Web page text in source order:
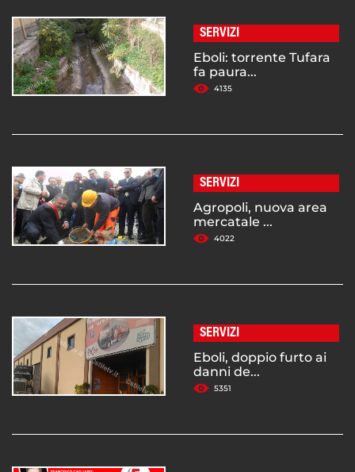
SERVIZI
Eboli: torrente Tufara
fa paura...
4135
SERVIZI
Agropoli, nuova area
mercatale ...
4022
SERVIZI
Eboli, doppio furto ai
danni de...
5351